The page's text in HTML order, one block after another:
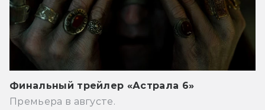
Финальный трейлер «Астрала 6»
Премьера в августе.